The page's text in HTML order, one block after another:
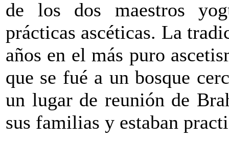
de los dos maestros
prácticas ascéticas. La
años en el más puro
que se fué a un bosque
un lugar de reunión de
sus familias y estaban